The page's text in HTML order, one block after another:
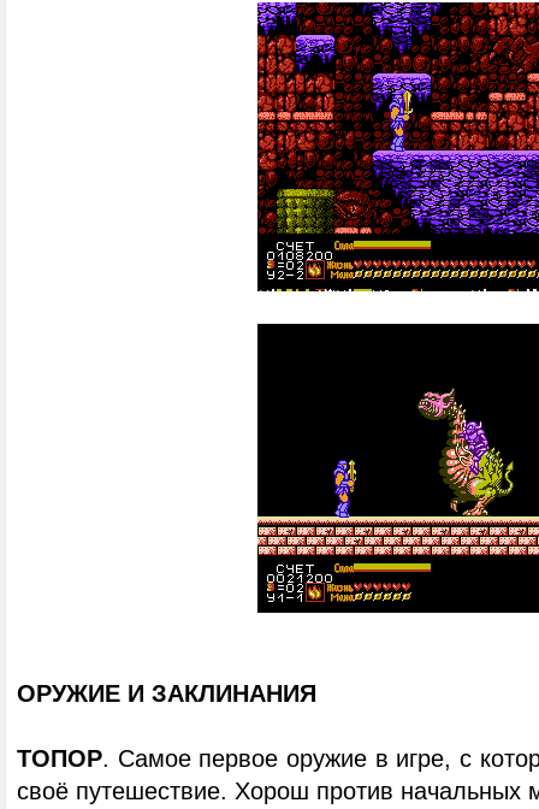
ОРУЖИЕ И ЗАКЛИНАНИЯ
ТОПОР. Самое первое оружие в игре, с
своё путешествие. Хорош против начальных